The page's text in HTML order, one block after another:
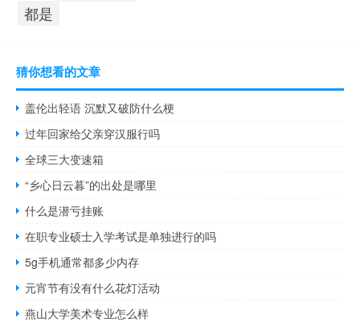
都是
猜你想看的文章
盖伦出轻语 沉默又破防什么梗
过年回家给父亲穿汉服行吗
全球三大变速箱
“乡心日云暮”的出处是哪里
什么是潜亏挂账
在职专业硕士入学考试是单独进行的吗
5g手机通常都多少内存
元宵节有没有什么花灯活动
燕山大学美术专业怎么样